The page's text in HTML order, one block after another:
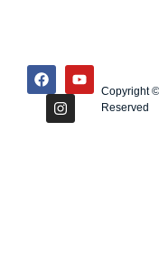
Copyright
Reserved